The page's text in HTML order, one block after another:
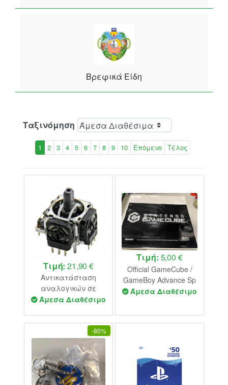
Βρεφικά Είδη
Ταξινόμηση
1 2 3 4 5 6 7 8 9 10 Επόμενο Τέλος
Τιμή:21,90 €
Αντικατάσταση
αναλογικών σε
χειριστήριο PS4
Άμεσα Διαθέσιμο
Τιμή: 5,00 €
Official GameCube /
GameBoy Advance Sp
Plastic Bag 2003
Άμεσα Διαθέσιμο
-80%